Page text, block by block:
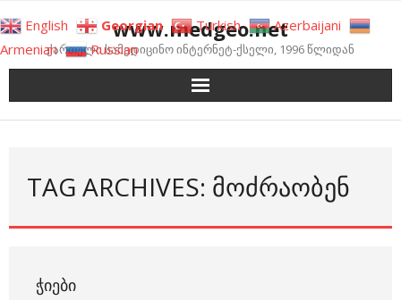
to
content
www.medgeo.net
ქართული სამედიცინო ინტერნეტ-ქსელი, 1996 წლიდან
TAG ARCHIVES: ᲛᲝᲫᲠᲐᲝᲑᲔᲜ
ᲭᲘᲔᲑᲘ
English Georgian Turkish
Azerbaijani
Armenian
Russian